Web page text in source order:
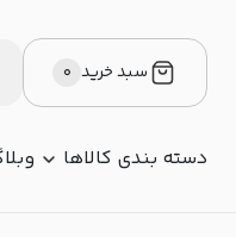
سبد خرید ۰
دسته بندی کالاها